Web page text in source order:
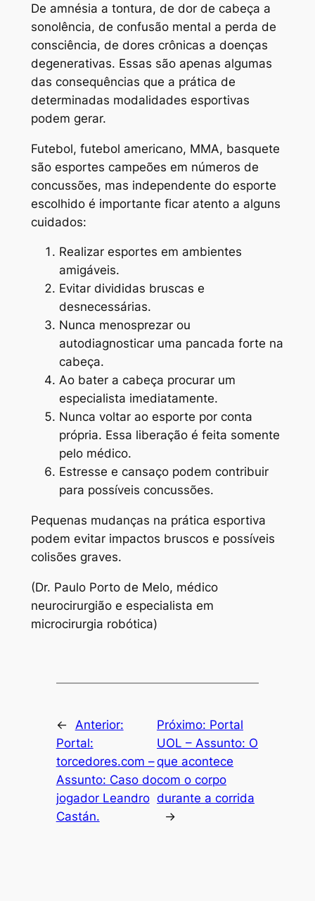
De amnésia a tontura, de dor de cabeça a
sonolência, de confusão mental a perda de
consciência, de dores crônicas a doenças
degenerativas. Essas são apenas algumas
das consequências que a prática de
determinadas modalidades esportivas
podem gerar.
Futebol, futebol americano, MMA, basquete
são esportes campeões em números de
concussões, mas independente do esporte
escolhido é importante ficar atento a alguns
cuidados:
Realizar esportes em ambientes
amigáveis.
Evitar divididas bruscas e
desnecessárias.
Nunca menosprezar ou
autodiagnosticar uma pancada forte na
cabeça.
Ao bater a cabeça procurar um
especialista imediatamente.
Nunca voltar ao esporte por conta
própria. Essa liberação é feita somente
pelo médico.
Estresse e cansaço podem contribuir
para possíveis concussões.
Pequenas mudanças na prática esportiva
podem evitar impactos bruscos e possíveis
colisões graves.
(Dr. Paulo Porto de Melo, médico
neurocirurgião e especialista em
microcirurgia robótica)
←
Anterior:
Portal:
torcedores.com –
Assunto: Caso do
jogador Leandro
Castán.
Próximo: Portal
UOL – Assunto: O
que acontece
com o corpo
durante a corrida
→